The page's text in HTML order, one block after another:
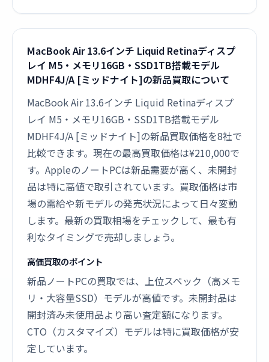
MacBook Air 13.6インチ Liquid Retinaディスプ
レイ M5・メモリ16GB・SSD1TB搭載モデル
MDHF4J/A [ミッドナイト]の新品買取について
MacBook Air 13.6インチ Liquid Retinaディスプ
レイ M5・メモリ16GB・SSD1TB搭載モデル
MDHF4J/A [ミッドナイト]の新品買取価格を8社で
比較できます。現在の最高買取価格は¥210,000で
す。AppleのノートPCは新品需要が高く、未開封
品は特に高値で取引されています。買取価格は市
場の需給や新モデルの発売状況によって日々変動
します。最新の買取相場をチェックして、最も有
利なタイミングで売却しましょう。
高価買取のポイント
新品ノートPCの買取では、上位スペック（高メモ
リ・大容量SSD）モデルが高値です。未開封品は
開封済み未使用品より高い査定額になります。
CTO（カスタマイズ）モデルは特に買取価格が安
定しています。